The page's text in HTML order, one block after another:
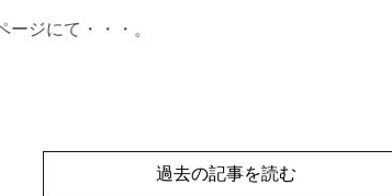
ジにて・・・。
過去の記事を読む